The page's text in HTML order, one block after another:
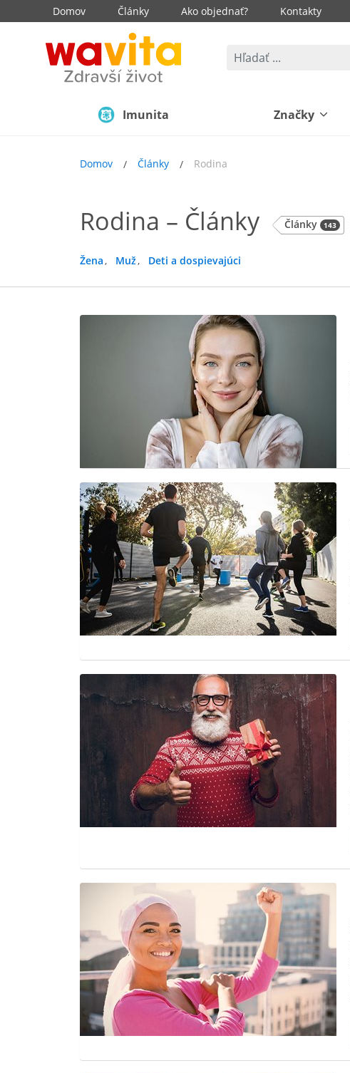
Domov Články Ako objednať? Kontakty
Imunita Značky
Domov Články Rodina
Rodina – Články Články 143
Žena Muž Deti a dospievajúci